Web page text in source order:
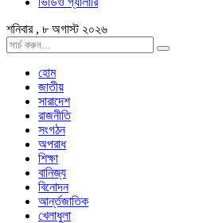
শনিবার , ৮ অগাস্ট ২০২৬
হোম
জাতীয়
সারাদেশ
রাজনীতি
সংগঠন
অপরাধ
শিক্ষা
বানিজ্য
বিনোদন
আর্ন্তজাতিক
খেলাধুলা